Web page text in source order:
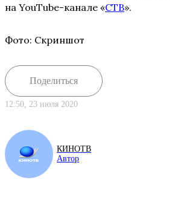
на YouTube-канале «СТВ».
Фото: Скриншот
Поделиться
12:50, 23 июля 2020
КИНОТВ
Автор